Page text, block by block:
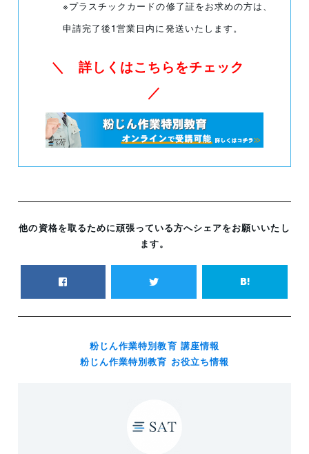
※プラスチックカードの修了証をお求めの方は、
申請完了後1営業日内に発送いたします。
＼ 詳しくはこちらをチェック
／
他の資格を取るために頑張っている方へシェアをお願いいたし
ます。
粉じん作業特別教育 講座情報
粉じん作業特別教育 お役立ち情報